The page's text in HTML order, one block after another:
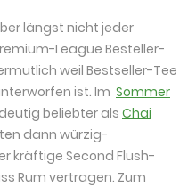
längst nicht jeder
League Besteller-
weil Bestseller-Tee
ist. Im Sommer
beliebter als Chai
dann würzig-
kräftige Second Flush-
Rum vertragen. Zum